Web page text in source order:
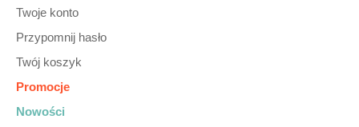
7093144167701
3855312486519
7713991874354
3348483694536
3020109272129
5087899678119
9414757227961
Twoje konto
Przypomnij hasło
Twój koszyk
Promocje
Nowości